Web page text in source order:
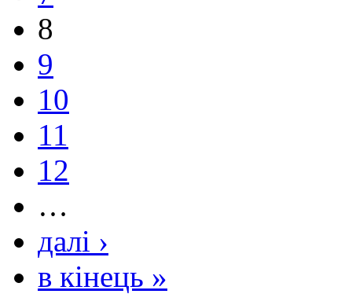
8
9
10
11
12
…
далі ›
в кінець »